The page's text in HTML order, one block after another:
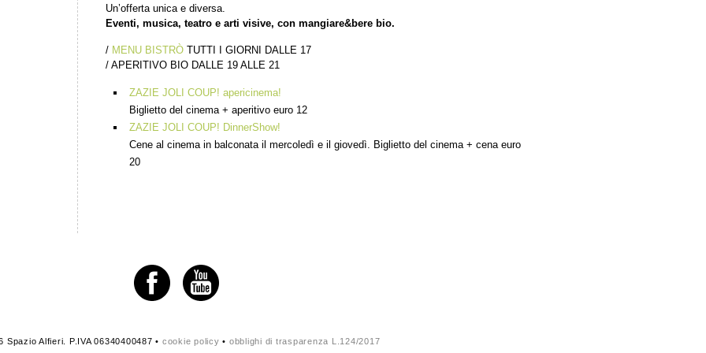
Un’offerta unica e diversa.
Eventi, musica, teatro e arti visive, con mangiare&bere bio.
/ MENU BISTRÒ TUTTI I GIORNI DALLE 17
/ APERITIVO BIO DALLE 19 ALLE 21
ZAZIE JOLI COUP! apericinema!
Biglietto del cinema + aperitivo euro 12
ZAZIE JOLI COUP! DinnerShow!
Cene al cinema in balconata il mercoledì e il giovedì. Biglietto del cinema + cena euro
20
Spazio Alfieri. P.IVA 06340400487 • cookie policy • obblighi di trasparenza L.124/2017